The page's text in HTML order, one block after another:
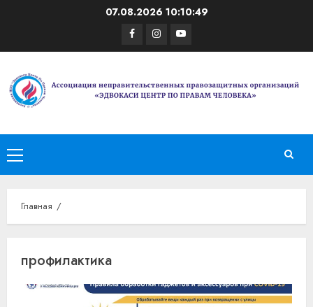
07.08.2026 10:10:49
Facebook
Instagram
Youtube
Основное
меню
Главная
профилактика